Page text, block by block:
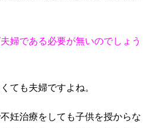
婦である必要が無いのでしょう
ても夫婦ですよね。
妊治療をしても子供を授からな